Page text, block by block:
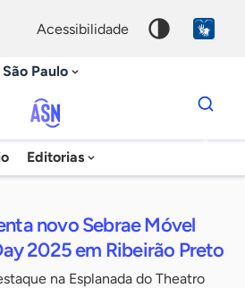
acessibilidade
São Paulo
Agência
Sebrae
Notícias
Editorias
Dados
para
chave
novo Sebrae Móvel
2025 em Ribeirão Preto
na Esplanada do Theatro